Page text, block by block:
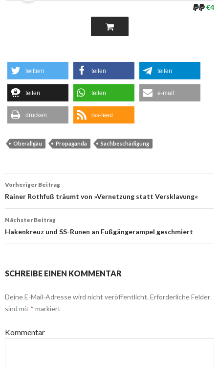
€4
twittern teilen teilen
teilen teilen e-mail
drucken rss-feed
Oberallgäu Propaganda Sachbeschädigung
Beitrags-
Navigation
Vorheriger Beitrag
Rainer Rothfuß träumt von »Vernetzung statt Versklavung«
Nächster Beitrag
Hakenkreuz und SS-Runen an Fußgängerampel geschmiert
SCHREIBE EINEN KOMMENTAR
Deine E-Mail-Adresse wird nicht veröffentlicht. Erforderliche Felder
sind mit * markiert
Kommentar